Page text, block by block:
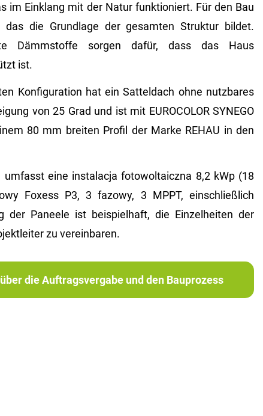
im Einklang mit der Natur funktioniert. Für den Bau
das die Grundlage der gesamten Struktur bildet.
Dämmstoffe sorgen dafür, dass das Haus
ist.
Konfiguration hat ein Satteldach ohne nutzbares
von 25 Grad und ist mit EUROCOLOR SYNEGO
80 mm breiten Profil der Marke REHAU in den
umfasst eine instalacja fotowoltaiczna 8,2 kWp (18
Foxess P3, 3 fazowy, 3 MPPT, einschließlich
der Paneele ist beispielhaft, die Einzelheiten der
zu vereinbaren.
die Auftragsvergabe und den Bauprozess